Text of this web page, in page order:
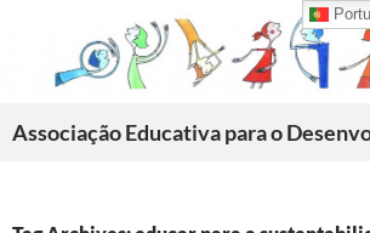
content